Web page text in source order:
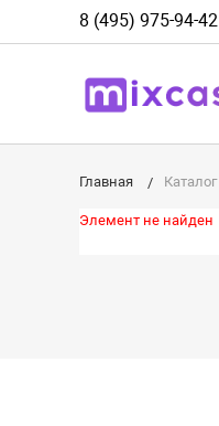
8 (495) 975-94-42
Главная Каталог
Элемент не найден